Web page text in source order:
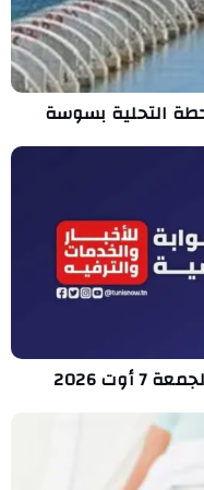
التحلية بسوسة
2026